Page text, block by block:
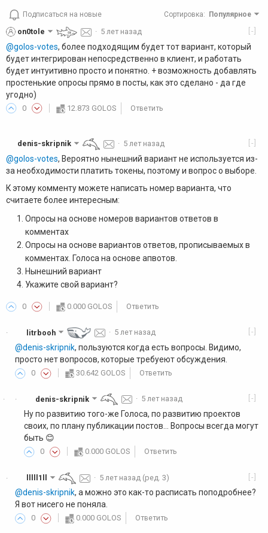
Подписаться на новые Сортировка: Популярное
[-]
on0tole · 5 лет назад
@golos-votes, более подходящим будет тот вариант, который
будет интегрирован непосредственно в клиент, и работать
будет интуитивно просто и понятно. + возможность добавлять
простенькие опросы прямо в посты, как это сделано - да где
угодно)
0 12.873 GOLOS Ответить
[-]
denis-skripnik · 5 лет назад
@golos-votes, Вероятно нынешний вариант не используется из-
за необходимости платить токены, поэтому и вопрос о выборе.
К этому комменту можете написать номер варианта, что
считаете более интересным:
Опросы на основе номеров вариантов ответов в
комментах
Опросы на основе вариантов ответов, прописываемых в
комментах. Голоса на основе апвотов.
Нынешний вариант
Укажите свой вариант?
0 0.000 GOLOS Ответить
· [-]
litrbooh · 5 лет назад
@denis-skripnik, пользуются когда есть вопросы. Видимо,
просто нет вопросов, которые требуеют обсуждения.
0 30.642 GOLOS Ответить
·
· [-]
denis-skripnik · 5 лет назад
Ну по развитию того-же Голоса, по развитию проектов
своих, по плану публикации постов... Вопросы всегда могут
быть 😊
0 0.000 GOLOS Ответить
· [-]
lllll1ll · 5 лет назад (ред. 3)
@denis-skripnik, а можно это как-то расписать поподробнее?
Я вот нисего не поняла.
0 0.000 GOLOS Ответить